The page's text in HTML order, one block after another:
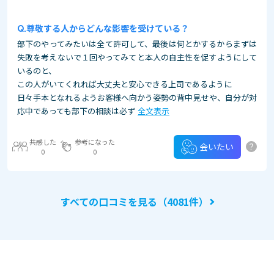
尊敬する人からどんな影響を受けている？
部下のやってみたいは全て許可して、最後は何とかするからまずは
失敗を考えないで１回やってみてと本人の自主性を促すようにして
いるのと、
この人がいてくれれば大丈夫と安心できる上司であるように
日々手本となれるようお客様へ向かう姿勢の背中見せや、自分が対
応中であっても部下の相談は必ず 全文表示
共感した
0
参考になった
0
会いたい ?
すべての口コミを見る（4081件）